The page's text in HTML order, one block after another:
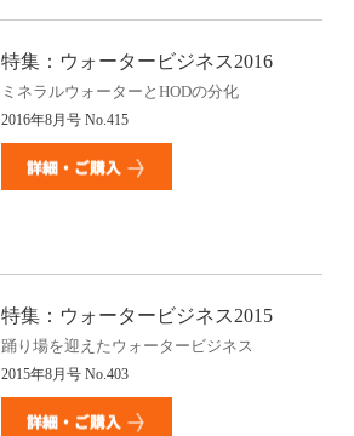
特集：ウォータービジネス2016
ミネラルウォーターと HODの分化
2016年8月号No.415
特集：ウォータービジネス2015
踊り場を迎えたウォータービジネス
2015年8月号No.403